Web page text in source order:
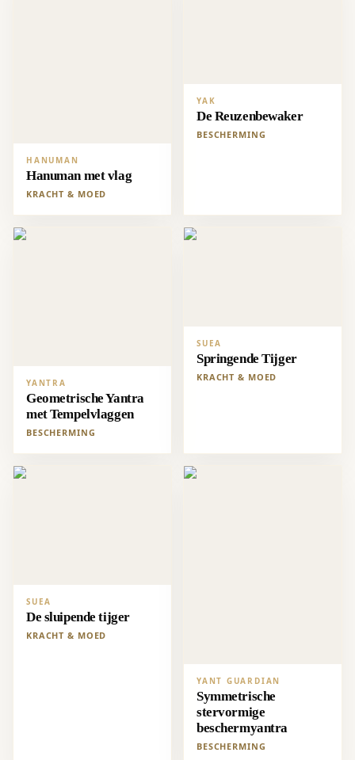
HANUMAN
Hanuman met vlag
KRACHT & MOED
YAK
De Reuzenbewaker
BESCHERMING
YANTRA
Geometrische Yantra
met Tempelvlaggen
BESCHERMING
SUEA
Springende Tijger
KRACHT & MOED
SUEA
De sluipende tijger
KRACHT & MOED
YANT GUARDIAN
Symmetrische
stervormige
beschermyantra
BESCHERMING